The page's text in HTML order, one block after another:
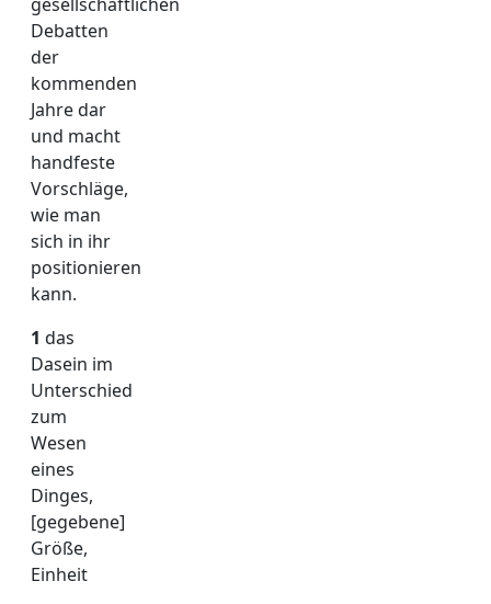
Debatten
der
kommenden
Jahre dar
und macht
handfeste
Vorschläge,
wie man
sich in ihr
positionieren
kann.
1 das
Dasein im
Unterschied
zum
Wesen
eines
Dinges,
[gegebene]
Größe,
Einheit